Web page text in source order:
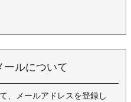
ールについて
、メールアドレスを登録し